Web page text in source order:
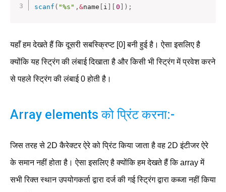
scanf ( "%s" , &name [ i ] [ 0 ] ) ;
यहाँ हम देखते हैं कि दूसरी सबस्क्रिप्ट [0] बनी हुई है। ऐसा इसलिए है
क्योंकि यह स्ट्रिंग की लंबाई दिखाता है और किसी भी स्ट्रिंग में प्रवेश करने
से पहले स्ट्रिंग की लंबाई 0 होती है।
Array elements को प्रिंट करना:-
जिस तरह से 2D कैरेक्टर ऐरे को प्रिंट किया जाता है वह 2D इंटीजर ऐरे
के समान नहीं होता है। ऐसा इसलिए है क्योंकि हम देखते हैं कि array में
सभी रिक्त स्थान उपयोगकर्ता द्वारा दर्ज की गई स्ट्रिंग द्वारा कब्जा नहीं किया